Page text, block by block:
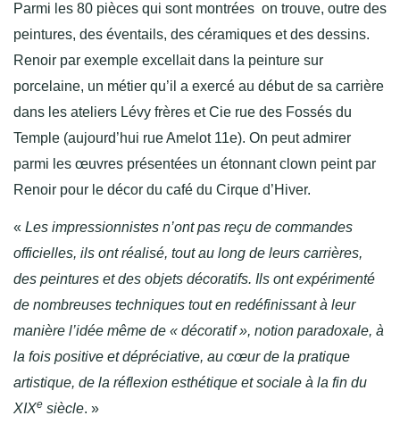
Parmi les 80 pièces qui sont montrées on trouve, outre des
peintures, des éventails, des céramiques et des dessins.
Renoir par exemple excellait dans la peinture sur
porcelaine, un métier qu’il a exercé au début de sa carrière
dans les ateliers Lévy frères et Cie rue des Fossés du
Temple (aujourd’hui rue Amelot 11e). On peut admirer
parmi les œuvres présentées un étonnant clown peint par
Renoir pour le décor du café du Cirque d’Hiver.
« Les impressionnistes n’ont pas reçu de commandes
officielles, ils ont réalisé, tout au long de leurs carrières,
des peintures et des objets décoratifs. Ils ont expérimenté
de nombreuses techniques tout en redéfinissant à leur
manière l’idée même de « décoratif », notion paradoxale, à
la fois positive et dépréciative, au cœur de la pratique
artistique, de la réflexion esthétique et sociale à la fin du
XIXe siècle. »